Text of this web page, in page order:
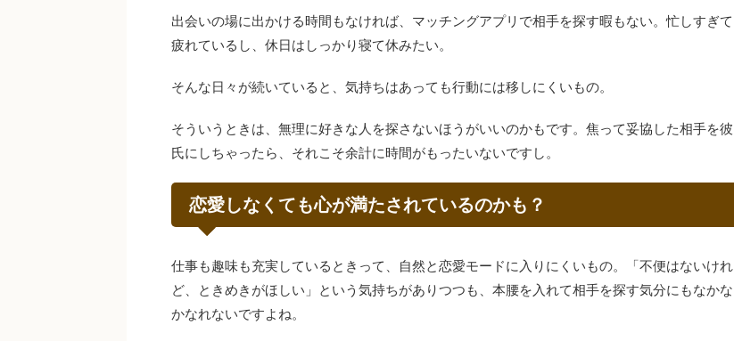
出会いの場に出かける時間もなければ、マッチングアプリで相手を探す暇もない。忙しすぎて
疲れているし、休日はしっかり寝て休みたい。
そんな日々が続いていると、気持ちはあっても行動には移しにくいもの。
そういうときは、無理に好きな人を探さないほうがいいのかもです。焦って妥協した相手を彼
氏にしちゃったら、それこそ余計に時間がもったいないですし。
恋愛しなくても心が満たされているのかも？
仕事も趣味も充実しているときって、自然と恋愛モードに入りにくいもの。「不便はないけれ
ど、ときめきがほしい」という気持ちがありつつも、本腰を入れて相手を探す気分にもなかな
かなれないですよね。